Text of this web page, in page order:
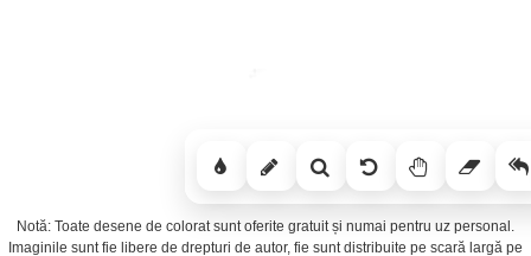
Notă: Toate desene de colorat sunt oferite gratuit și numai pentru uz personal.
Imaginile sunt fie libere de drepturi de autor, fie sunt distribuite pe scară largă pe